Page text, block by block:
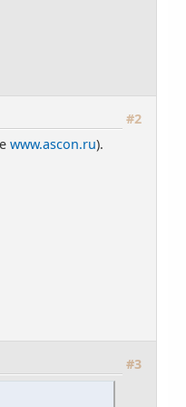
#2
www.ascon.ru).
#3